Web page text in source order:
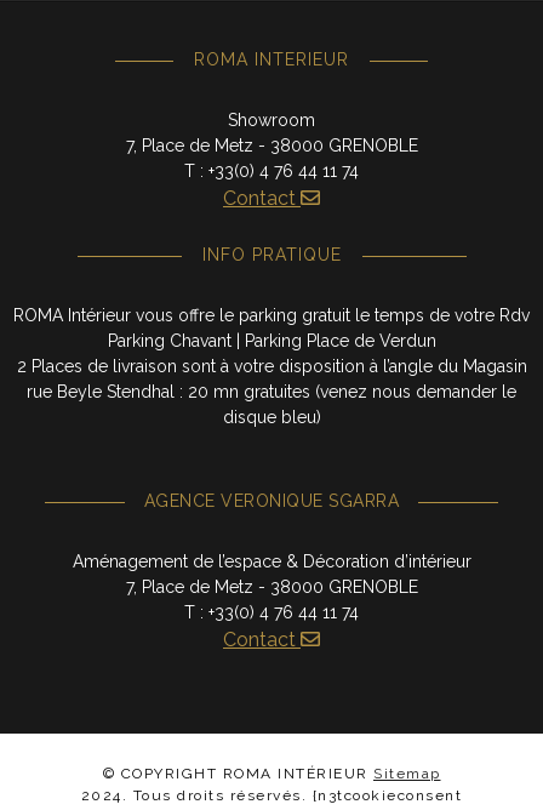
ROMA INTERIEUR
Showroom
7, Place de Metz - 38000 GRENOBLE
T : +33(0) 4 76 44 11 74
Contact
INFO PRATIQUE
ROMA Intérieur vous offre le parking gratuit le temps de votre Rdv
Parking Chavant | Parking Place de Verdun
2 Places de livraison sont à votre disposition à l’angle du Magasin
rue Beyle Stendhal : 20 mn gratuites (venez nous demander le
disque bleu)
AGENCE VERONIQUE SGARRA
Aménagement de l’espace & Décoration d’intérieur
7, Place de Metz - 38000 GRENOBLE
T : +33(0) 4 76 44 11 74
Contact
© COPYRIGHT ROMA INTÉRIEUR Sitemap
2024. Tous droits réservés. {n3tcookieconsent